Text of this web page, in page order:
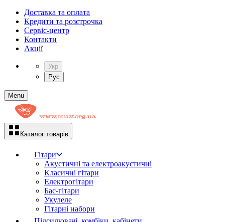
Доставка та оплата
Кредити та розстрочка
Сервіc-центр
Контакти
Акції
Укр
Рус
Menu
Каталог товарів
Гітари
Акустичні та електроакустичні
Класичні гітари
Електрогітари
Бас-гітари
Укулеле
Гітарні набори